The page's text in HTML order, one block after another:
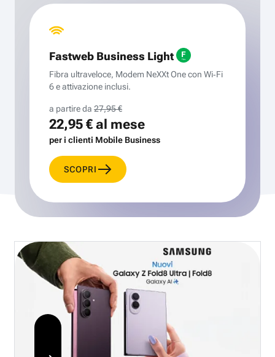
Fastweb Business Light
Fibra ultraveloce, Modem NeXXt One con Wi‑Fi
6 e attivazione inclusi.
a partire da 27,95 €
22,95 €al mese
per i clienti Mobile Business
SCOPRI